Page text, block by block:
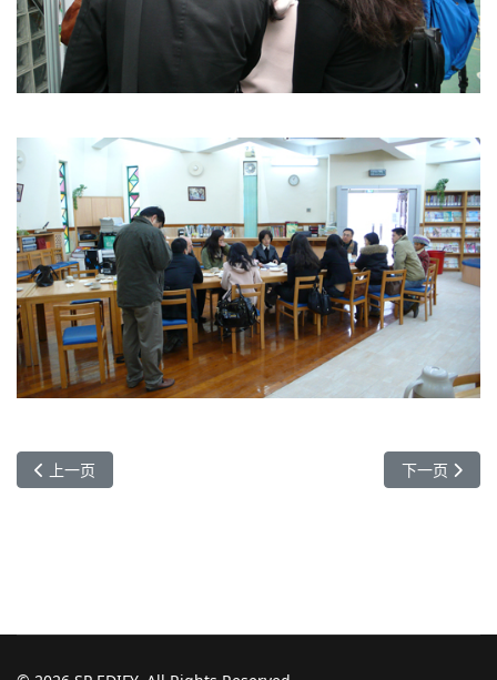
上一篇文章: 贡山贫困学生 - 1
上一页 下一篇文章
下一页